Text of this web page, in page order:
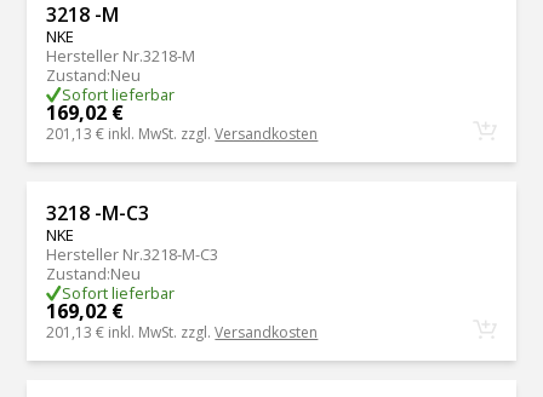
3218 -M
NKE
Hersteller Nr.3218-M
Zustand:Neu
Sofort lieferbar
169,02 €
201,13 € inkl. MwSt. zzgl.Versandkosten
3218 -M-C3
NKE
Hersteller Nr.3218-M-C3
Zustand:Neu
Sofort lieferbar
169,02 €
201,13 € inkl. MwSt. zzgl.Versandkosten